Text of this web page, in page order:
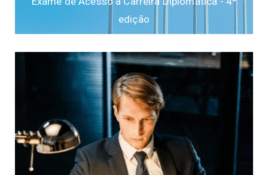
edição